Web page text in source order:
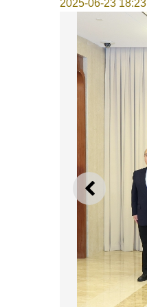
2025-06-23 18:23
上一則